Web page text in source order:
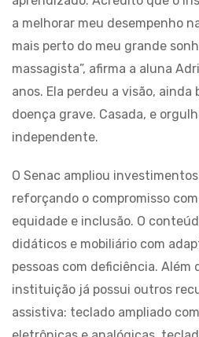
a melhorar meu desempenho
mais perto do meu grande
massagista”, afirma a aluna
anos. Ela perdeu a visão,
doença grave. Casada, e
independente.
O Senac ampliou
reforçando o compromisso
equidade e inclusão. O
didáticos e mobiliário com
pessoas com deficiência. Além
instituição já possui outros
assistiva: teclado ampliado